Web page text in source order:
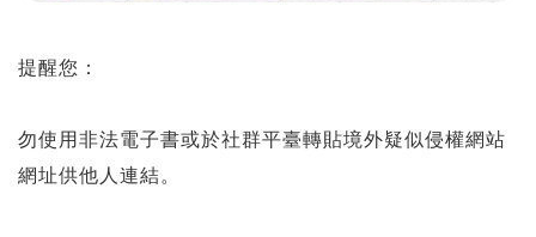
提醒您：
勿使用非法電子書或於社群平臺轉貼境外疑似侵權網站
網址供他人連結。